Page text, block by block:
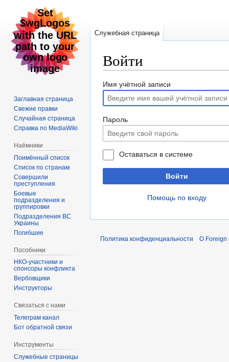
Войти
Перейти
навигации
Перейти
поиску
Имя учётной записи
Пароль
Оставаться в системе
Войти
Помощь по входу
Служебная страница
Заглавная страница
Свежие правки
Случайная страница
Справка по MediaWiki
Наёмники
Поимённый список
Список по странам
Совершили
преступления
Боевые
подразделения и
группировки
Подразделения ВС
Украины
Погибшие
Пособники
спонсоры конфликта
‏‎Вербовщики
Инструкторы
Связаться с нами
Телеграм канал
Бот обратной связи
Инструменты
Служебные страницы
Политика конфиденциальности О Foreign